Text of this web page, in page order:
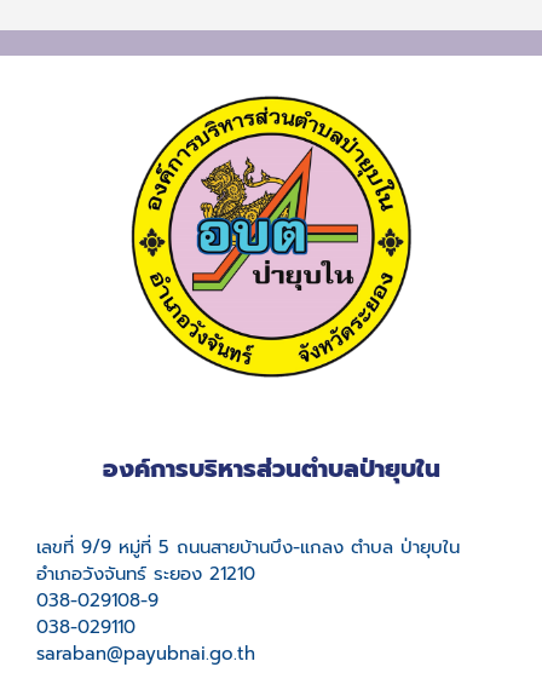
องค์การบริหารส่วนตำบลป่ายุบใน
เลขที่ 9/9 หมู่ที่ 5 ถนนสายบ้านบึง-แกลง ตำบล ป่ายุบใน
อำเภอวังจันทร์ ระยอง 21210
038-029108-9
038-029110
saraban@payubnai.go.th